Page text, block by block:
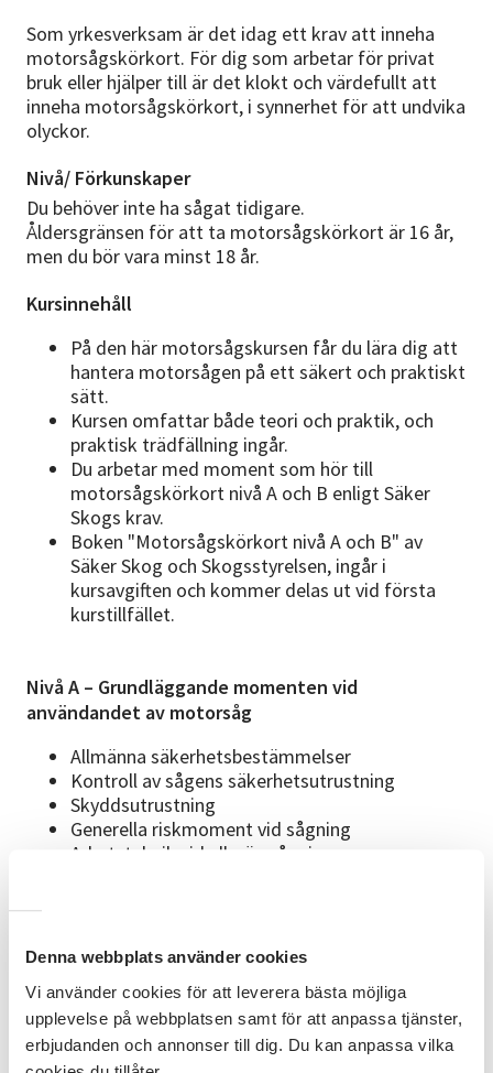
Denna webbplats använder cookies
Vi använder cookies för att leverera bästa möjliga
upplevelse på webbplatsen samt för att anpassa tjänster,
erbjudanden och annonser till dig. Du kan anpassa vilka
Som yrkesverksam är det idag ett krav att inneha
motorsågskörkort. För dig som arbetar för privat
bruk eller hjälper till är det klokt och värdefullt att
inneha motorsågskörkort, i synnerhet för att undvika
olyckor.
Nivå/ Förkunskaper
Du behöver inte ha sågat tidigare.
Åldersgränsen för att ta motorsågskörkort är 16 år,
men du bör vara minst 18 år.
Kursinnehåll
På den här motorsågskursen får du lära dig att
hantera motorsågen på ett säkert och praktiskt
sätt.
Kursen omfattar både teori och praktik, och
praktisk trädfällning ingår.
Du arbetar med moment som hör till
motorsågskörkort nivå A och B enligt Säker
Skogs krav.
Boken "Motorsågskörkort nivå A och B" av
Säker Skog och Skogsstyrelsen, ingår i
kursavgiften och kommer delas ut vid första
kurstillfället.
Nivå A – Grundläggande momenten vid
användandet av motorsåg
Allmänna säkerhetsbestämmelser
Kontroll av sågens säkerhetsutrustning
Skyddsutrustning
Generella riskmoment vid sågning
Arbetsteknik vid allmän sågning
Planering och rekognosering
Riktskär, fällskär och fällning
Kvistning och kapning
Säkerhetsbestämmelser vid trädfällning
Metoder och hjälpmedel vid trädfällning